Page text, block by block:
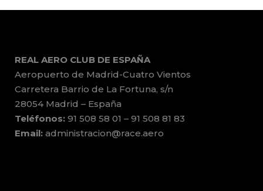
REAL AERO CLUB DE ESPAÑA
Aeropuerto de Madrid-Cuatro Vientos
Carretera Barrio de La Fortuna, s/n
28054 Madrid – España
Teléfonos: 91 508 58 01 – 91 508 81 83
Email: administracion@race.aero